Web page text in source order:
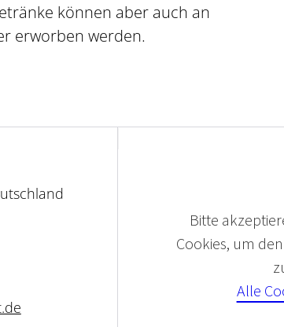
können aber auch an
erworben werden.
Bitte
Cookies, um
Alle